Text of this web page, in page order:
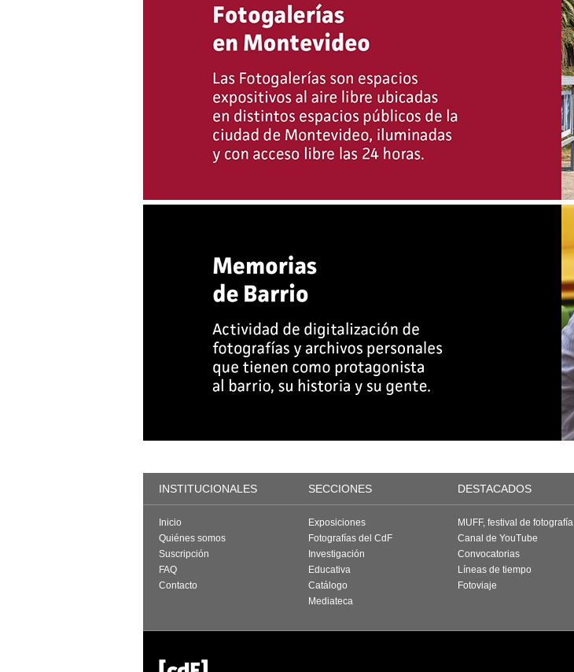
INSTITUCIONALES SECCIONES DESTACADOS
Inicio
Quiénes somos
Suscripción
FAQ
Contacto
Exposiciones
Fotografías del CdF
Investigación
Educativa
Catálogo
Mediateca
MUFF, festival de fotografía
Canal de YouTube
Convocatorias
Líneas de tiempo
Fotoviaje